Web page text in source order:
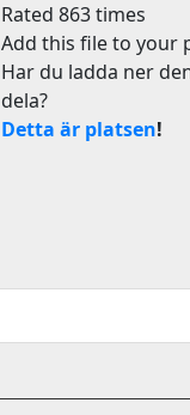
Rated 863 times
Add this file to your
Har du ladda ner
dela?
Detta är platsen!